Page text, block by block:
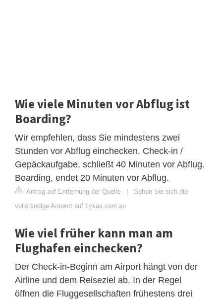
Wie viele Minuten vor Abflug ist
Boarding?
Wir empfehlen, dass Sie mindestens zwei
Stunden vor Abflug einchecken. Check-in /
Gepäckaufgabe, schließt 40 Minuten vor Abflug.
Boarding, endet 20 Minuten vor Abflug.
Antrag auf Entfernung der Quelle | Sehen Sie sich die
vollständige Antwort auf flysas.com an
Wie viel früher kann man am
Flughafen einchecken?
Der Check-in-Beginn am Airport hängt von der
Airline und dem Reiseziel ab. In der Regel
öffnen die Fluggesellschaften frühestens drei